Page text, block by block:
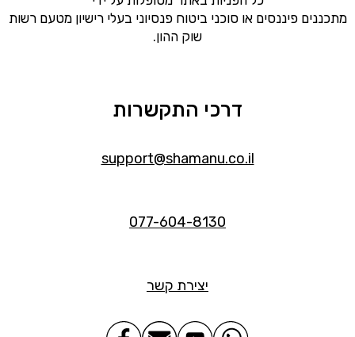
מתכננים פיננסים או סוכני ביטוח פנסיוני בעלי רישיון מטעם רשות
שוק ההון.
דרכי התקשרות
support@shamanu.co.il
077-604-8130
יצירת קשר